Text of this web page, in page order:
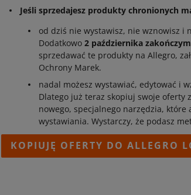
Jeśli sprzedajesz produkty chronionych
od dziś nie wystawisz, nie wznowisz
Dodatkowo 2 października
sprzedawać te produkty na Allegro,
Ochrony Marek.
nadal możesz wystawiać, edytować i
Dlatego już teraz skopiuj swoje oferty
nowego, specjalnego narzędzia,
wystawiania. Wystarczy, że podasz
KOPIUJĘ OFERTY DO ALLEGRO